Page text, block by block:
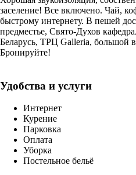
заселение! Все включено. Чай,
быстрому интернету. В пешей
предместье, Свято-Духов
Беларусь, ТРЦ Galleria, большой
Бронируйте!
Удобства и услуги
Интернет
Курение
Парковка
Оплата
Уборка
Постельное бельё